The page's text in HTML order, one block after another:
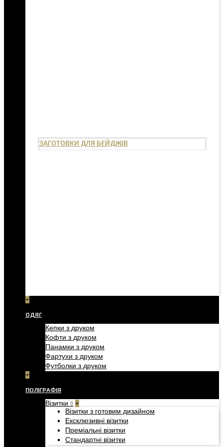
ЗАГОТОВКИ ДЛЯ БЕЙДЖІВ
+
ОДЯГ
Кепки з друком
Кофти з друком
Панамки з друком
Фартухи з друком
Футболки з друком
+
ПОЛІГРАФІЯ
Візитки +
Візитки з готовим дизайном
Ексклюзивні візитки
Преміальні візитки
Стандартні візитки